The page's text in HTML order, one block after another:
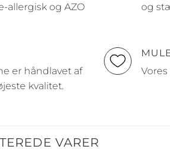
allergisk og AZO
og
er håndlavet af
kvalitet.
VARER